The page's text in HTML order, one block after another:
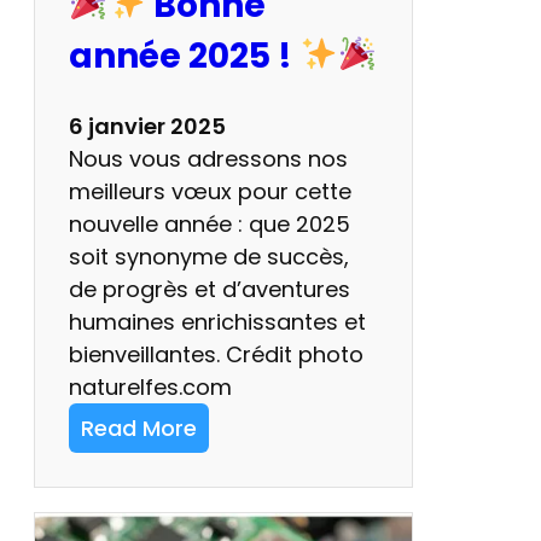
u
n
c
a
r
t
e
U
S
B
-
C
c
o
m
année 2025 !
6 janvier 2025
Nous vous adressons nos
meilleurs vœux pour cette
nouvelle année : que 2025
soit synonyme de succès,
de progrès et d’aventures
humaines enrichissantes et
bienveillantes. Crédit photo
naturelfes.com
Read More
: